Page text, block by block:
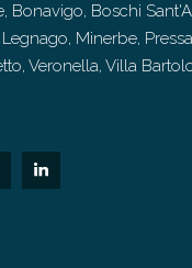
Bonavigo, Boschi
Minerbe,
Veronella, Villa